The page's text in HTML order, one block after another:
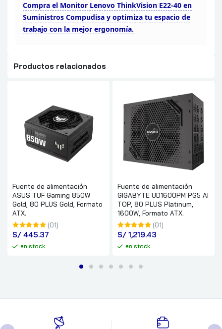
Compra el Monitor Lenovo ThinkVision E22-40 en
Suministros Compudisa y optimiza tu espacio de
trabajo con la mejor ergonomía.
Productos relacionados
Fuente de alimentación
ASUS TUF Gaming 850W
Gold, 80 PLUS Gold, Formato
ATX.
(01)
S/ 445.37
en stock
Fuente de alimentación
GIGABYTE UD1600PM PG5 AI
TOP, 80 PLUS Platinum,
1600W, Formato ATX.
(01)
S/ 1,219.43
en stock